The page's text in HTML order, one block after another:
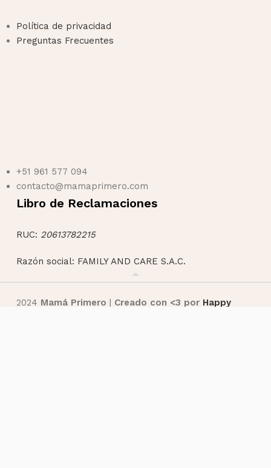
Política de privacidad
Preguntas Frecuentes
+51 961 577 094
contacto@mamaprimero.com
Libro de Reclamaciones
RUC: 20613782215
Razón social: FAMILY AND CARE S.A.C.
2024 Mamá Primero Creado con <3 por Happy